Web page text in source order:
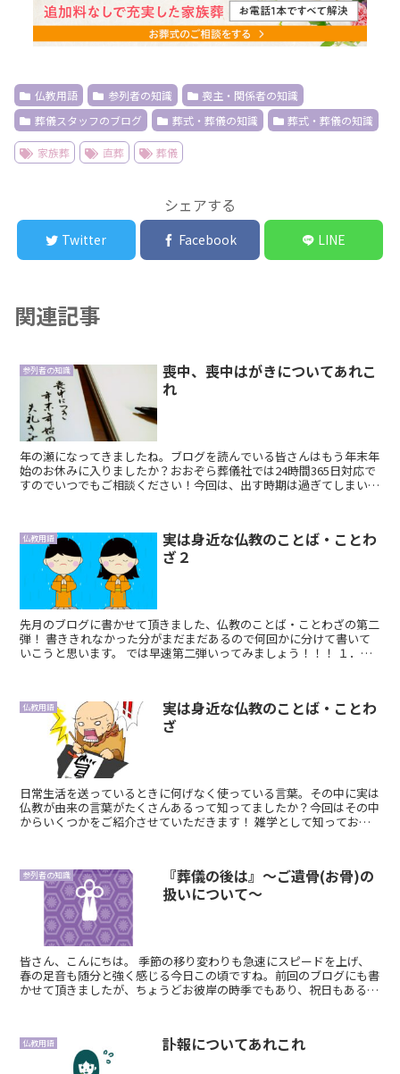
仏教用語 参列者の知識
喪主・関係者の知識
葬儀スタッフのブログ
葬式・葬儀の知識 葬式・葬儀の知識
家族葬 直葬 葬儀
シェアする
Twitter Facebook LINE
関連記事
参列者の知識
喪中、喪中はがきについてあれこ
れ
年の瀬になってきましたね。ブログを読んでいる皆さんはもう年末年
始のお休みに入りましたか？おおぞら葬儀社では24時間365日対応で
すのでいつでもご相談ください！今回は、出す時期は過ぎてしまいま
仏教用語
実は身近な仏教のことば・ことわ
ざ２
先月のブログに書かせて頂きました、仏教のことば・ことわざの第二
弾！ 書ききれなかった分がまだまだあるので何回かに分けて書いて
いこうと思います。 では早速第二弾いってみましょう！！！ １．一
仏教用語
実は身近な仏教のことば・ことわ
ざ
日常生活を送っているときに何げなく使っている言葉。その中に実は
仏教が由来の言葉がたくさんあるって知ってましたか？今回はその中
からいくつかをご紹介させていただきます！ 雑学として知っておく
参列者の知識
『葬儀の後は』～ご遺骨(お骨)の
扱いについて～
皆さん、こんにちは。 季節の移り変わりも急速にスピードを上げ、
春の足音も随分と強く感じる今日この頃ですね。前回のブログにも書
かせて頂きましたが、ちょうどお彼岸の時季でもあり、祝日もあるの
仏教用語 訃報についてあれこれ